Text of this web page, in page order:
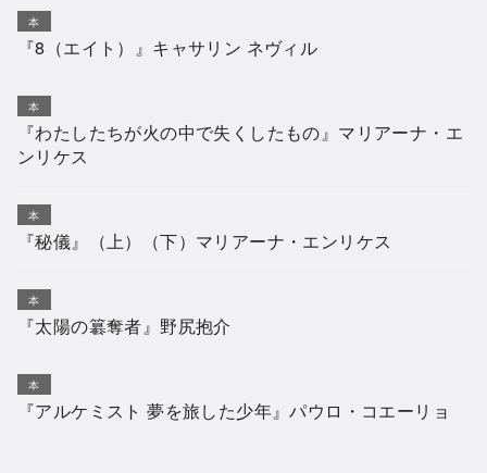
本
『8（エイト）』キャサリン ネヴィル
本
『わたしたちが火の中で失くしたもの』マリアーナ・エ
ンリケス
本
『秘儀』（上）（下）マリアーナ・エンリケス
本
『太陽の簒奪者』野尻抱介
本
『アルケミスト 夢を旅した少年』パウロ・コエーリョ